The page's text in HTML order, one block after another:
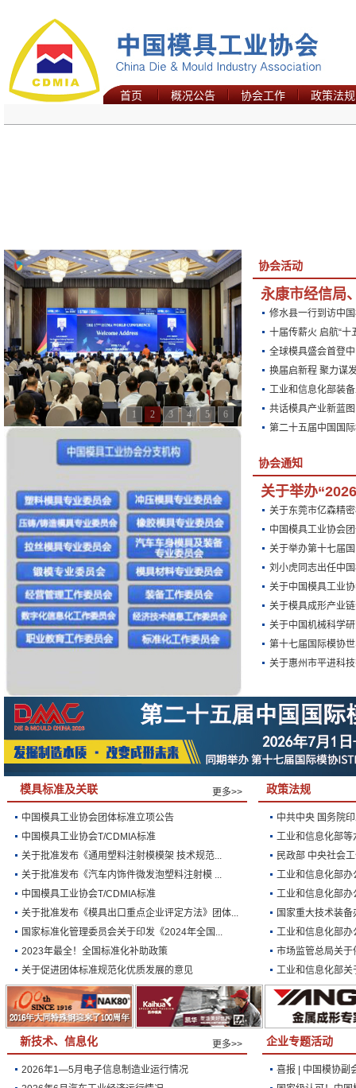
首页 概况公告 协会工作 政策法规
1 2 3 4 5 6
协会活动
永康市经信局
修水县一行到访中
十届传薪火 启航“
全球模具盛会首登
换届启新程 聚力谋
工业和信息化部装
共话模具产业新蓝
第二十五届中国国
协会通知
关于举办
关于东莞市亿森精
中国模具工业协会
关于举办第十七届
刘小虎同志出任中
关于中国模具工业
关于模具成形产业
关于中国机械科学
第十七届国际模协
关于惠州市平进科
模具标准及关联 更多>>
中国模具工业协会团体标准立项公告
中国模具工业协会T/CDMIA标准
关于批准发布《通用塑料注射模模架 技术规范...
关于批准发布《汽车内饰件微发泡塑料注射模 ...
中国模具工业协会T/CDMIA标准
关于批准发布《模具出口重点企业评定方法》团体...
国家标准化管理委员会关于印发《2024年全国...
2023年最全！全国标准化补助政策
关于促进团体标准规范化优质发展的意见
政策法规
中共中央 国务院
工业和信息化部
民政部 中央社会
工业和信息化部
工业和信息化部
国家重大技术装
工业和信息化部办
市场监管总局关于
工业和信息化部关
新技术、信息化 更多>> 企业专题活动
2026年1—5月电子信息制造业运行情况
喜报 | 中国模协副